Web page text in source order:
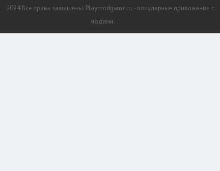
2024 Все права защищены. Playmodgame.ru - популярные приложения с
модами.